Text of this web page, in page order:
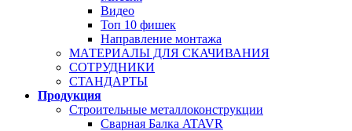
Видео
Топ 10 фишек
Направление монтажа
МАТЕРИАЛЫ ДЛЯ СКАЧИВАНИЯ
СОТРУДНИКИ
СТАНДАРТЫ
Продукция
Строительные металлоконструкции
Сварная Балка ATAVR